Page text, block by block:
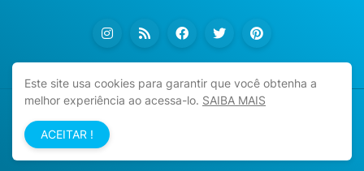
Início
Este site usa cookies para garantir que você obtenha a
melhor experiência ao acessa-lo. SAIBA MAIS
ACEITAR !